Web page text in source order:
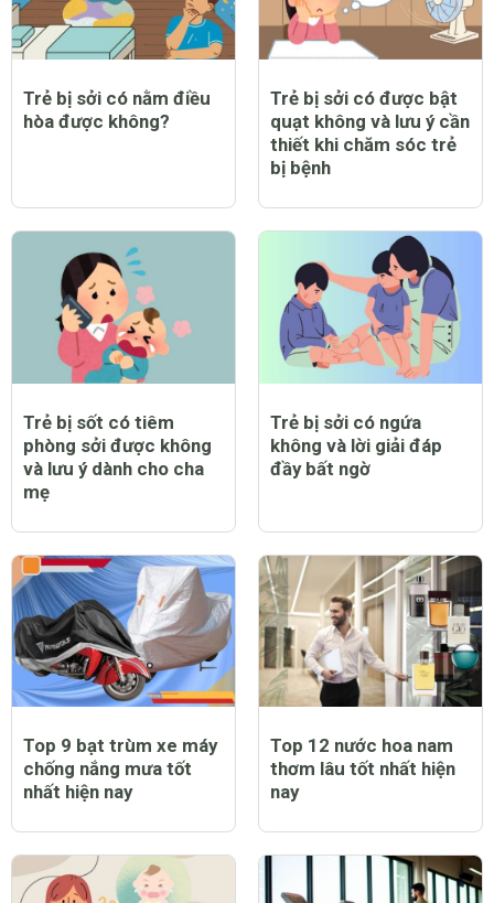
Trẻ bị sởi có nằm điều
hòa được không?
Trẻ bị sởi có được bật
quạt không và lưu ý cần
thiết khi chăm sóc trẻ
bị bệnh
Trẻ bị sốt có tiêm
phòng sởi được không
và lưu ý dành cho cha
mẹ
Trẻ bị sởi có ngứa
không và lời giải đáp
đầy bất ngờ
Top 9 bạt trùm xe máy
chống nắng mưa tốt
nhất hiện nay
Top 12 nước hoa nam
thơm lâu tốt nhất hiện
nay